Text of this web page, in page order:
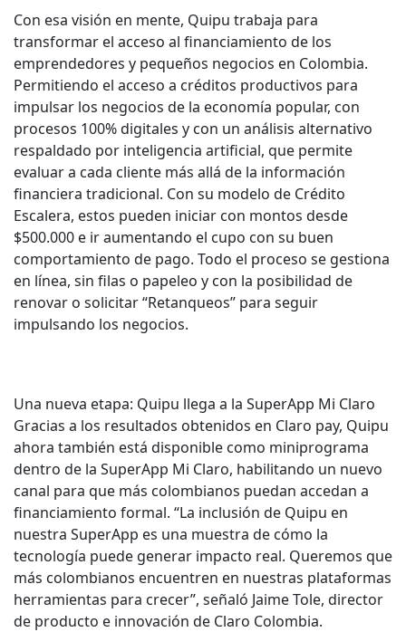
Con esa visión en mente, Quipu trabaja para
transformar el acceso al financiamiento de los
emprendedores y pequeños negocios en Colombia.
Permitiendo el acceso a créditos productivos para
impulsar los negocios de la economía popular, con
procesos 100% digitales y con un análisis alternativo
respaldado por inteligencia artificial, que permite
evaluar a cada cliente más allá de la información
financiera tradicional. Con su modelo de Crédito
Escalera, estos pueden iniciar con montos desde
$500.000 e ir aumentando el cupo con su buen
comportamiento de pago. Todo el proceso se gestiona
en línea, sin filas o papeleo y con la posibilidad de
renovar o solicitar “Retanqueos” para seguir
impulsando los negocios.
Una nueva etapa: Quipu llega a la SuperApp Mi Claro
Gracias a los resultados obtenidos en Claro pay, Quipu
ahora también está disponible como miniprograma
dentro de la SuperApp Mi Claro, habilitando un nuevo
canal para que más colombianos puedan accedan a
financiamiento formal. “La inclusión de Quipu en
nuestra SuperApp es una muestra de cómo la
tecnología puede generar impacto real. Queremos que
más colombianos encuentren en nuestras plataformas
herramientas para crecer”, señaló Jaime Tole, director
de producto e innovación de Claro Colombia.